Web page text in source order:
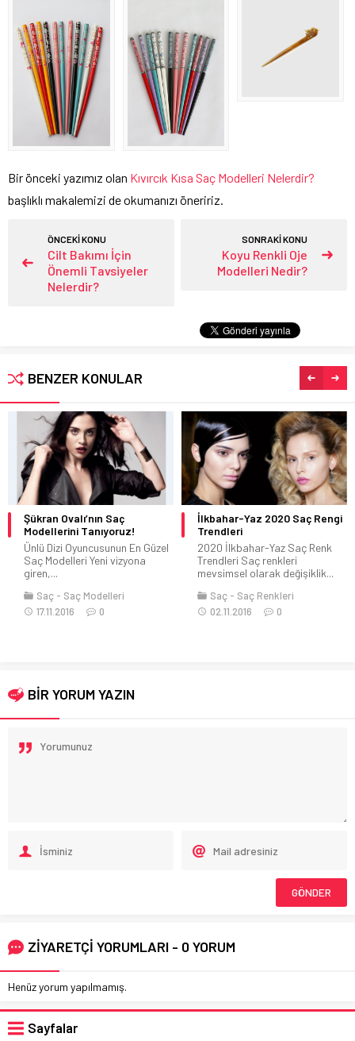
Bir önceki yazımız olan Kıvırcık Kısa Saç Modelleri Nelerdir?
başlıklı makalemizi de okumanızı öneririz.
ÖNCEKİ KONU
Cilt Bakımı İçin
Önemli Tavsiyeler
Nelerdir?
SONRAKİ KONU
Koyu Renkli Oje
Modelleri Nedir?
BENZER KONULAR
Şükran Ovalı’nın Saç
Modellerini Tanıyoruz!
Ünlü Dizi Oyuncusunun En Güzel
Saç Modelleri Yeni vizyona
giren,...
Saç
Saç Modelleri
17.11.2016
0
İlkbahar-Yaz 2020 Saç Rengi
Trendleri
2020 İlkbahar-Yaz Saç Renk
Trendleri Saç renkleri
mevsimsel olarak değişiklik...
Saç
Saç Renkleri
02.11.2016
0
BİR YORUM YAZIN
ZİYARETÇİ YORUMLARI - 0 YORUM
Henüz yorum yapılmamış.
Sayfalar